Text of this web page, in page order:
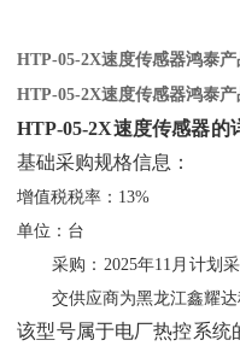
HTP-05-2X速度传感器鸿泰
HTP-05-2X速度传感器鸿泰
HTP-05-2X速度传感器的
基础采购规格信息：
增值税税率：13%
单位：台
采购：2025年11月计划
交供应商为黑龙江鑫耀达
该型号属于电厂热控系统